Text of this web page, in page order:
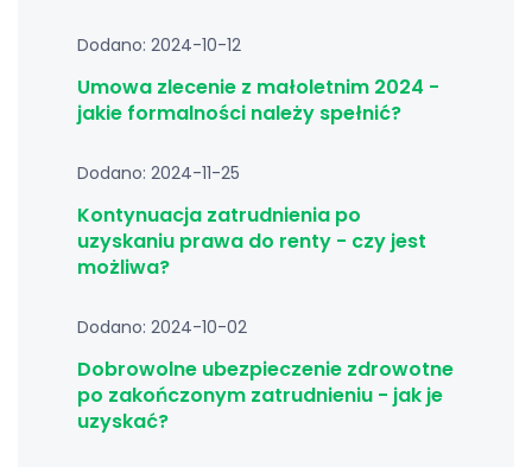
Dodano: 2024-10-12
Umowa zlecenie z małoletnim 2024 -
jakie formalności należy spełnić?
Dodano: 2024-11-25
Kontynuacja zatrudnienia po
uzyskaniu prawa do renty - czy jest
możliwa?
Dodano: 2024-10-02
Dobrowolne ubezpieczenie zdrowotne
po zakończonym zatrudnieniu - jak je
uzyskać?